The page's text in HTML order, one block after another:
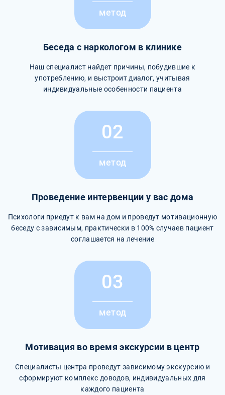
метод
Беседа с наркологом в клинике
Наш специалист найдет причины, побудившие к
употреблению, и выстроит диалог, учитывая
индивидуальные особенности пациента
02
метод
Проведение интервенции у вас дома
Психологи приедут к вам на дом и проведут мотивационную
беседу с зависимым, практически в 100% случаев пациент
соглашается на лечение
03
метод
Мотивация во время экскурсии в центр
Специалисты центра проведут зависимому экскурсию и
сформируют комплекс доводов, индивидуальных для
каждого пациента